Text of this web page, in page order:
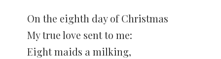
On the eighth day of Christmas
My true love sent to me:
Eight maids a milking,